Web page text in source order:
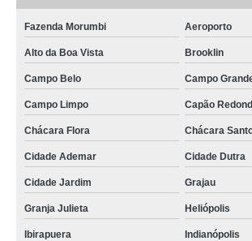
fábrica de cordões para crachás Capão Redondo
cordão para crachá digital Jardim América
cordão para crachá personalizado orçamento
cordão poliéster para crachá Perdizes
gráfica de cordão para crachá digital Salesópolis
cordões de crachás poliéster Vila Albertina
gráfica de cordão para crachá em silk Parelheiros
Fazenda Morumbi Aeroporto
Alto da Boa Vista Brooklin
Campo Belo Campo
Campo Limpo Capão
Chácara Flora Chácara
Cidade Ademar Cidade Dutra
Cidade Jardim Grajau
Granja Julieta Heliópolis
Ibirapuera Indianópolis